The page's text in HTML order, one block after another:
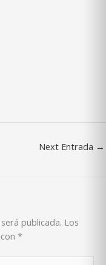
Next Entrada →
publicada. Los
*